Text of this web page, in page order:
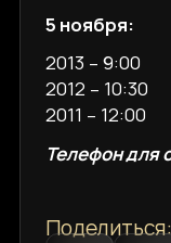
5 ноября:
2013 – 9:00
2012 – 10:30
2011 – 12:00
Телефон для